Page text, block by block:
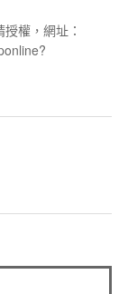
權，網址：